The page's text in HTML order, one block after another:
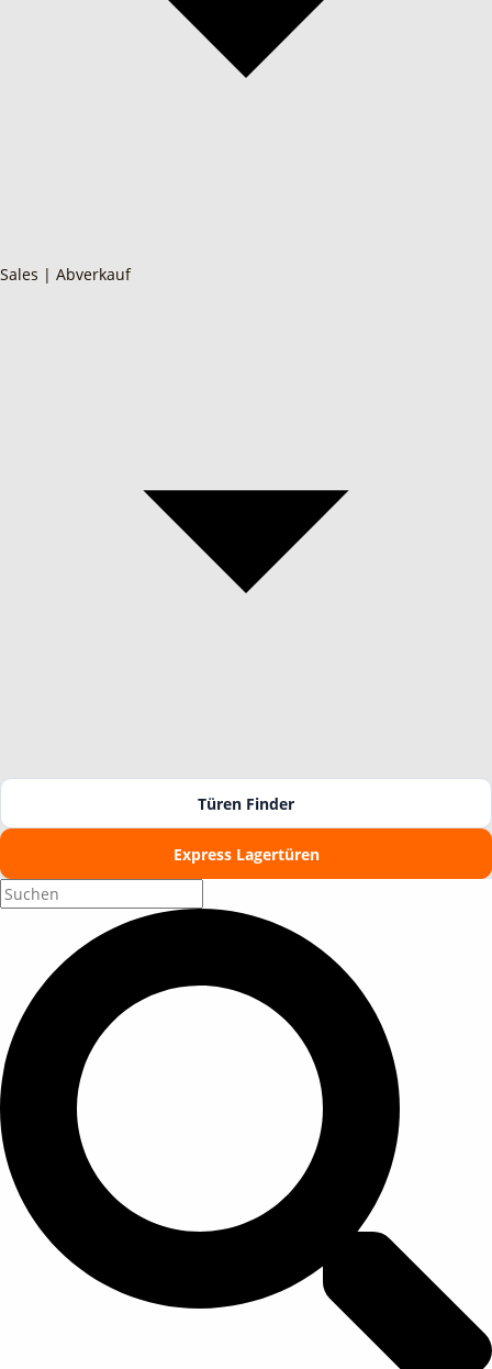
Sales | Abverkauf
Türen Finder
Express Lagertüren